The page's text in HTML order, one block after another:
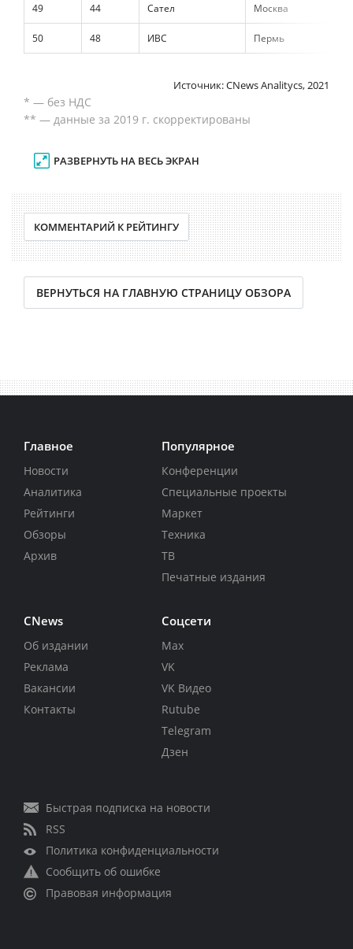
49 44 Сател Москва
50 48 ИВС Пермь
Источник: CNews Analitycs, 2021
* — без НДС
** — данные за 2019 г. скорректированы
РАЗВЕРНУТЬ НА ВЕСЬ ЭКРАН
КОММЕНТАРИЙ К РЕЙТИНГУ
ВЕРНУТЬСЯ НА ГЛАВНУЮ СТРАНИЦУ ОБЗОРА
Главное
Новости
Аналитика
Рейтинги
Обзоры
Архив
Популярное
Конференции
Специальные проекты
Маркет
Техника
ТВ
Печатные издания
CNews
Об издании
Реклама
Вакансии
Контакты
Соцсети
Max
VK
VK Видео
Rutube
Telegram
Дзен
Быстрая подписка на новости
RSS
Политика конфиденциальности
Сообщить об ошибке
Правовая информация